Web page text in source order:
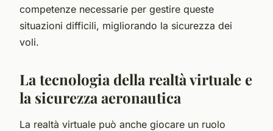
competenze necessarie per gestire queste
situazioni difficili, migliorando la sicurezza dei
voli.
La tecnologia della realtà virtuale e
la sicurezza aeronautica
La realtà virtuale può anche giocare un ruolo